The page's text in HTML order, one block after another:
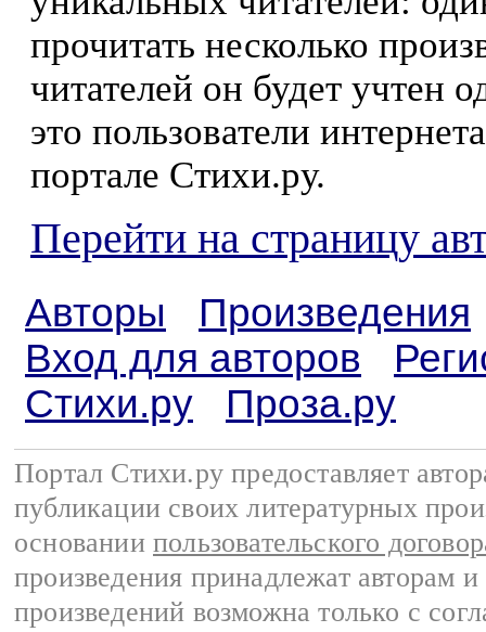
прочитать несколько
читателей он будет учтен
это пользователи
портале Стихи.ру.
Перейти на страницу
Авторы
Произведения
Вход для авторов
Стихи.ру
Проза.ру
Портал Стихи.ру предоставляет
публикации своих литературных
основании пользовательского
произведения принадлежат авторам
произведений возможна только с